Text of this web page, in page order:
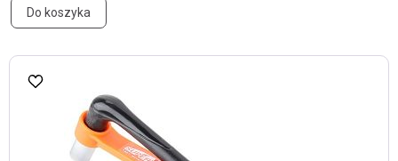
Do koszyka